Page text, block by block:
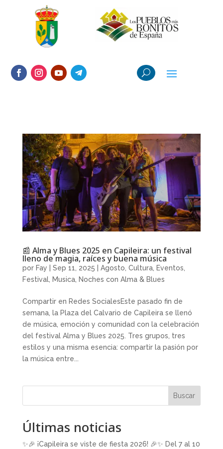
📰 Alma y Blues 2025 en Capileira: un festival
lleno de magia, raíces y buena música
por Fay Sep 11, 2025 Agosto, Cultura, Eventos,
Festival, Musica, Noches con Alma & Blues
Compartir en Redes SocialesEste pasado fin de
semana, la Plaza del Calvario de Capileira se llenó
de música, emoción y comunidad con la celebración
del festival Alma y Blues 2025. Tres grupos, tres
estilos y una misma esencia: compartir la pasión por
la música entre...
Buscar
Últimas noticias
✨🎉 ¡Capileira se viste de fiesta 2026! 🎉✨ Del 7 al 10